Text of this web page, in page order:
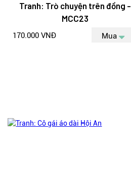
Tranh: Trò chuyện trên đồng -
MCC23
170.000 VNĐ Mua